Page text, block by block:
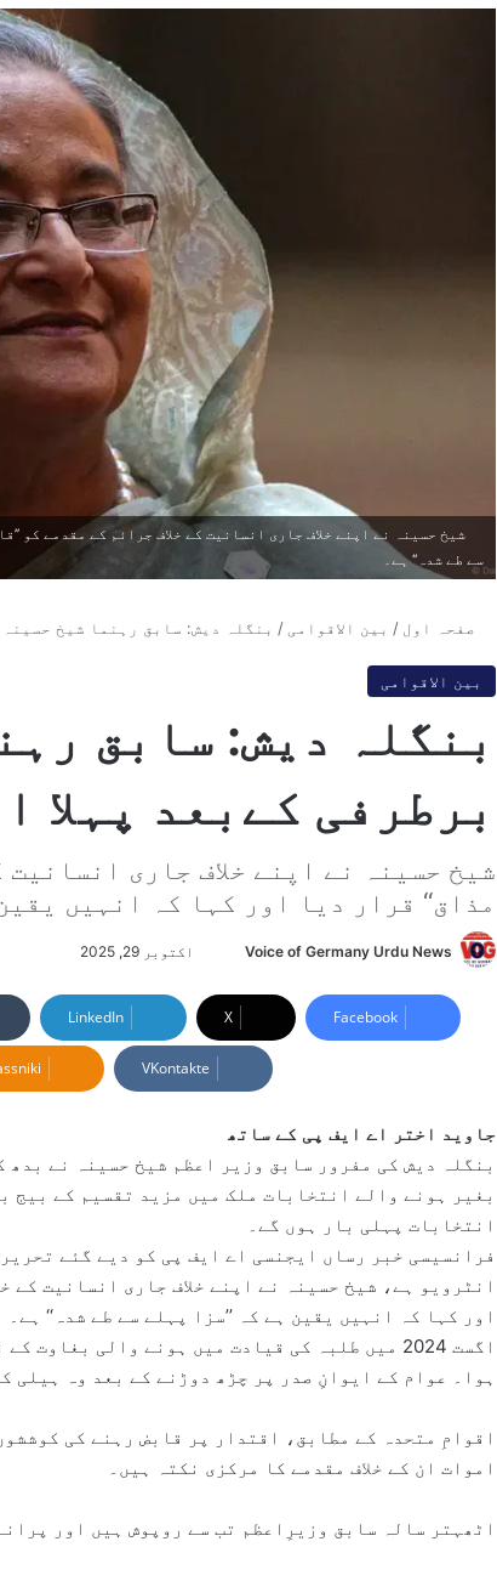
شیخ حسینہ نے اپنے خلاف جاری انسانیت کے خلاف جرائم کے مقدمے کو
سے طے شدہ‘‘ ہے۔
صفحہ اول / بین الاقوامی / بنگلہ دیش: سابق رہنما شیخ
بین الاقوامی
بنگلہ دیش: سابق
برطرفی کےبعد پہلا
شیخ حسینہ نے اپنے خلاف جاری انسانیت
مذاق‘‘ قرار دیا اور کہا کہ انہیں
Voice of Germany Urdu News
n
d
n
اکتوبر 29, 2025
Facebook
X
LinkedIn
VKontakte
جاوید اختر
اے ایف پی کے ساتھ
بنگلہ دیش کی مفرور سابق وزیر اعظم شیخ حسینہ نے
بغیر ہونے والے انتخابات ملک میں مزید تقسیم کے بیج
انتخابات پہلی بار ہوں گے۔
فرانسیسی خبر رساں ایجنسی اے ایف پی کو دیے گئے
انٹرویو ہے، شیخ حسینہ نے اپنے خلاف جاری انسانیت کے
اور کہا کہ انہیں یقین ہے کہ ’’سزا پہلے سے طے شدہ‘‘ ہے۔
ہوا۔ عوام کے ایوانِ صدر پر چڑھ دوڑنے کے بعد وہ ہیلی
اموات ان کے خلاف مقدمے کا مرکزی نکتہ ہیں۔
اٹھہتر سالہ سابق وزیرِاعظم تب سے روپوش ہیں اور